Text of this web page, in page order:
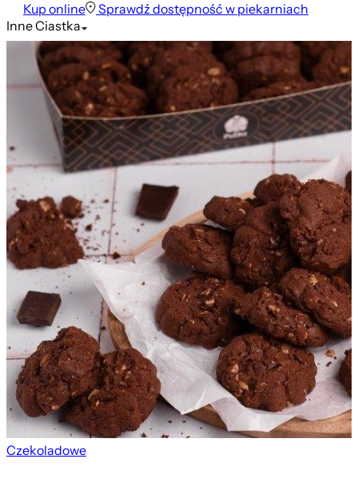
Kup online
Sprawdź dostępność w piekarniach
InneCiastka
Czekoladowe